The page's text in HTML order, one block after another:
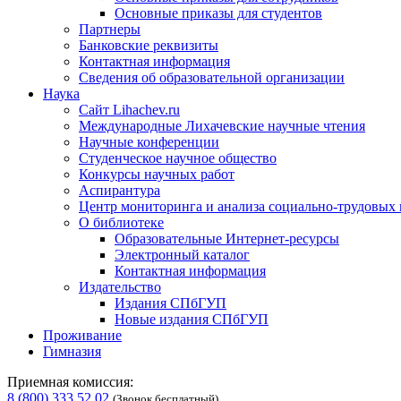
Основные приказы для студентов
Партнеры
Банковские реквизиты
Контактная информация
Сведения об образовательной организации
Наука
Сайт Lihachev.ru
Международные Лихачевские научные чтения
Научные конференции
Студенческое научное общество
Конкурсы научных работ
Аспирантура
Центр мониторинга и анализа социально-трудовых
О библиотеке
Образовательные Интернет-ресурсы
Электронный каталог
Контактная информация
Издательство
Издания СПбГУП
Новые издания СПбГУП
Проживание
Гимназия
Приемная комиссия:
8 (800) 333 52 02